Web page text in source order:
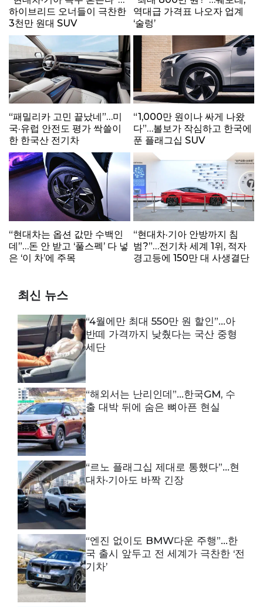
하이브리드 오너들이 극찬한
3천만 원대 SUV
역대급 가격표 나오자 업계
‘술렁’
“패밀리카 고민 끝났네”…미
국·유럽 안전도 평가 싹쓸이
한 한국산 전기차
“1,000만 원이나 싸게 나왔
다”…볼보가 작심하고 한국에
푼 플래그십 SUV
“현대차는 옵션 값만 수백인
데”…돈 안 받고 ‘풀스펙’ 다 넣
은 ‘이 차’에 주목
“현대차·기아 안방까지 침
범?”…전기차 세계 1위, 적자
경고등에 150만 대 사생결단
최신 뉴스
“4월에만 최대 550만 원 할인”…아
반떼 가격까지 낮췄다는 국산 중형
세단
“해외서는 난리인데”…한국GM, 수
출 대박 뒤에 숨은 뼈아픈 현실
“르노 플래그십 제대로 통했다”…현
대차·기아도 바짝 긴장
“엔진 없이도 BMW다운 주행”…한
국 출시 앞두고 전 세계가 극찬한 ‘전
기차’